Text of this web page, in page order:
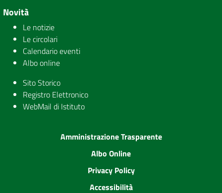
Novità
Le notizie
Le circolari
Calendario eventi
Albo online
Sito Storico
Registro Elettronico
WebMail di Istituto
Amministrazione Trasparente
Albo Online
Privacy Policy
Accessibilità